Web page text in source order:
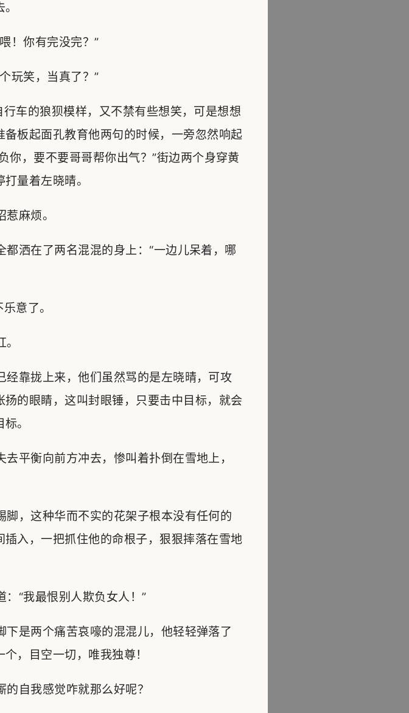
！你有完没完？”
玩笑，当真了？”
车的狼狈模样，又不禁有些想笑，可是想想
板起面孔教育他两句的时候，一旁忽然响起
你，要不要哥哥帮你出气？”街边两个身穿黄
量着左晓晴。
麻烦。
洒在了两名混混的身上：“一边儿呆着，哪
意了。
靠拢上来，他们虽然骂的是左晓晴，可攻
的眼睛，这叫封眼锤，只要击中目标，就会
。
平衡向前方冲去，惨叫着扑倒在雪地上，
，这种华而不实的花架子根本没有任何的
入，一把抓住他的命根子，狠狠摔落在雪地
“我最恨别人欺负女人！”
是两个痛苦哀嚎的混混儿，他轻轻弹落了
，目空一切，唯我独尊！
自我感觉咋就那么好呢？